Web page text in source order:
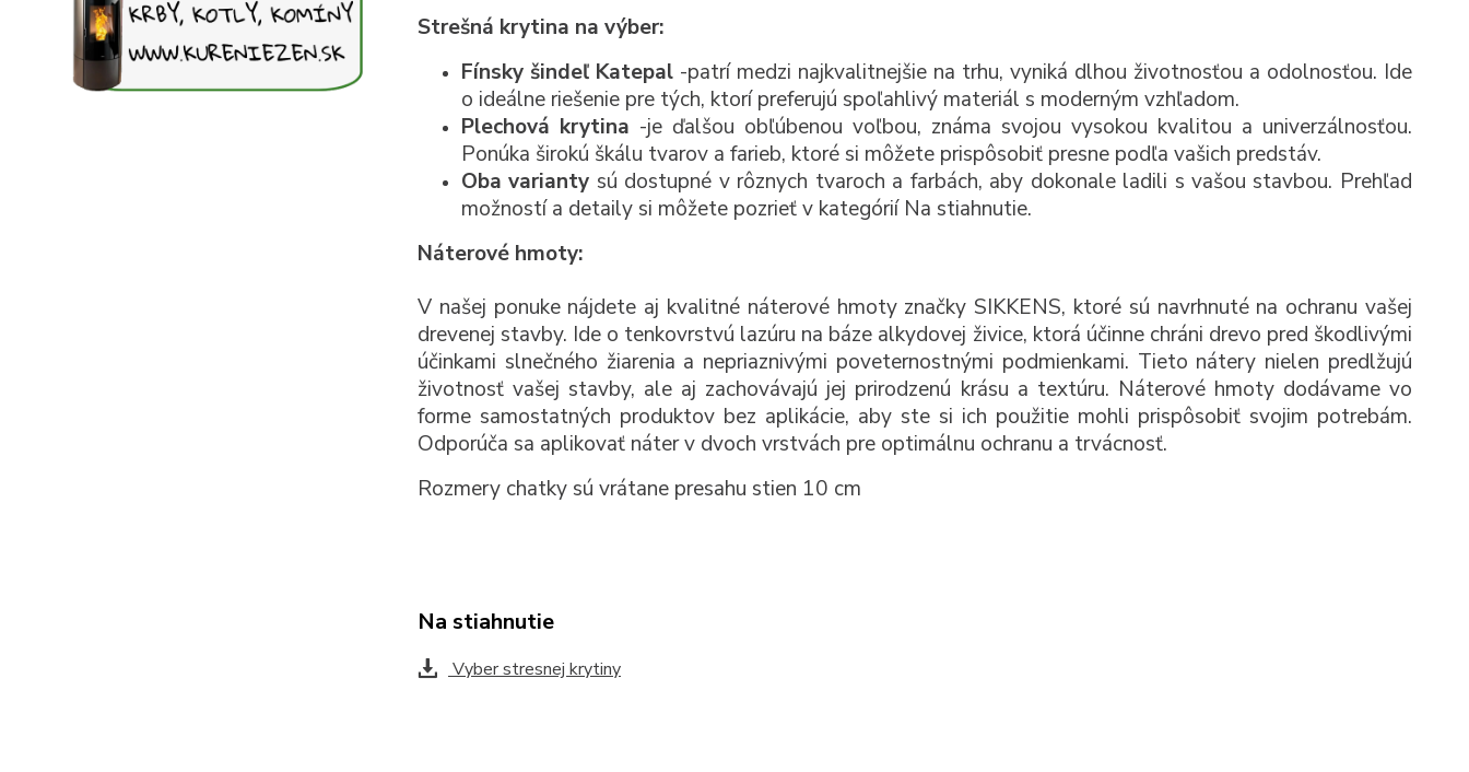
Strešná krytina na výber:
Fínsky šindeľ Katepal-patrí medzi najkvalitnejšie na trhu, vyniká dlhou životnosťou a odolnosťou. Ide
o ideálne riešenie pre tých, ktorí preferujú spoľahlivý materiál s moderným vzhľadom.
Plechová krytina -je ďalšou obľúbenou voľbou, známa svojou vysokou kvalitou a univerzálnosťou.
Ponúka širokú škálu tvarov a farieb, ktoré si môžete prispôsobiť presne podľa vašich predstáv.
Oba varianty sú dostupné v rôznych tvaroch a farbách, aby dokonale ladili s vašou stavbou. Prehľad
možností a detaily si môžete pozrieť v kategórií Na stiahnutie.
Náterové hmoty:
V našej ponuke nájdete aj kvalitné náterové hmoty značky SIKKENS, ktoré sú navrhnuté na ochranu vašej
drevenej stavby. Ide o tenkovrstvú lazúru na báze alkydovej živice, ktorá účinne chráni drevo pred škodlivými
účinkami slnečného žiarenia a nepriaznivými poveternostnými podmienkami. Tieto nátery nielen predlžujú
životnosť vašej stavby, ale aj zachovávajú jej prirodzenú krásu a textúru. Náterové hmoty dodávame vo
forme samostatných produktov bez aplikácie, aby ste si ich použitie mohli prispôsobiť svojim potrebám.
Odporúča sa aplikovať náter v dvoch vrstvách pre optimálnu ochranu a trvácnosť.
Rozmery chatky sú vrátane presahu stien 10 cm
Na stiahnutie
Vyber stresnej krytiny